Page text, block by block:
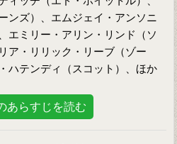
ンズ）、エムジェイ・アンソニ
エミリー・アリン・リンド（ソ
ア・リリック・リーブ（ゾー
ハテンディ（スコット）、ほか
あらすじを読む